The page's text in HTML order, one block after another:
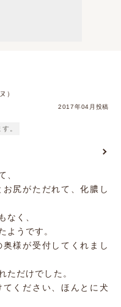
）
2017年04月投稿
。
、
尻がただれて、化膿し
なく、
ようです。
様が受付してくれまし
ただけでした。
ください、ほんとに犬